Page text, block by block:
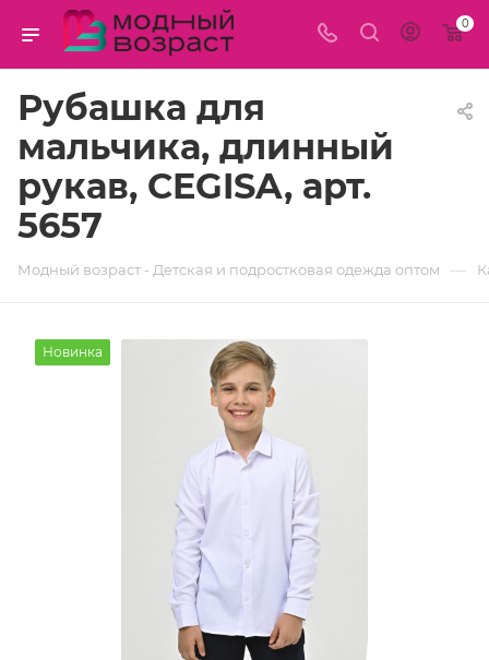
0
Рубашка для
мальчика, длинный
рукав, CEGISA, арт.
5657
Модный возраст - Детская и подростковая одежда оптом —
Новинка